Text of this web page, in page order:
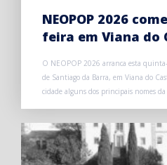
NEOPOP 2026
feira em Viana do
O NEOPOP 2026 arranca esta
de Santiago da Barra, em Viana do
cidade alguns dos principais nomes